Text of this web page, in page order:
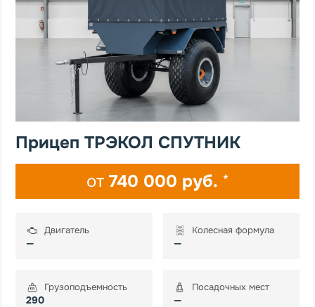
Прицеп ТРЭКОЛ СПУТНИК
от 740 000 руб. *
Двигатель
—
Колесная формула
—
Грузоподъемность
290
Посадочных мест
—